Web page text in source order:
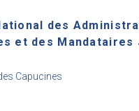
des
et des Mandataires
Capucines